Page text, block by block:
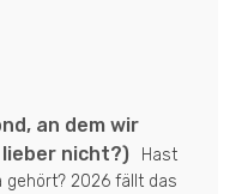
an dem wir
lieber nicht?)
Hast
gehört? 2026 fällt das